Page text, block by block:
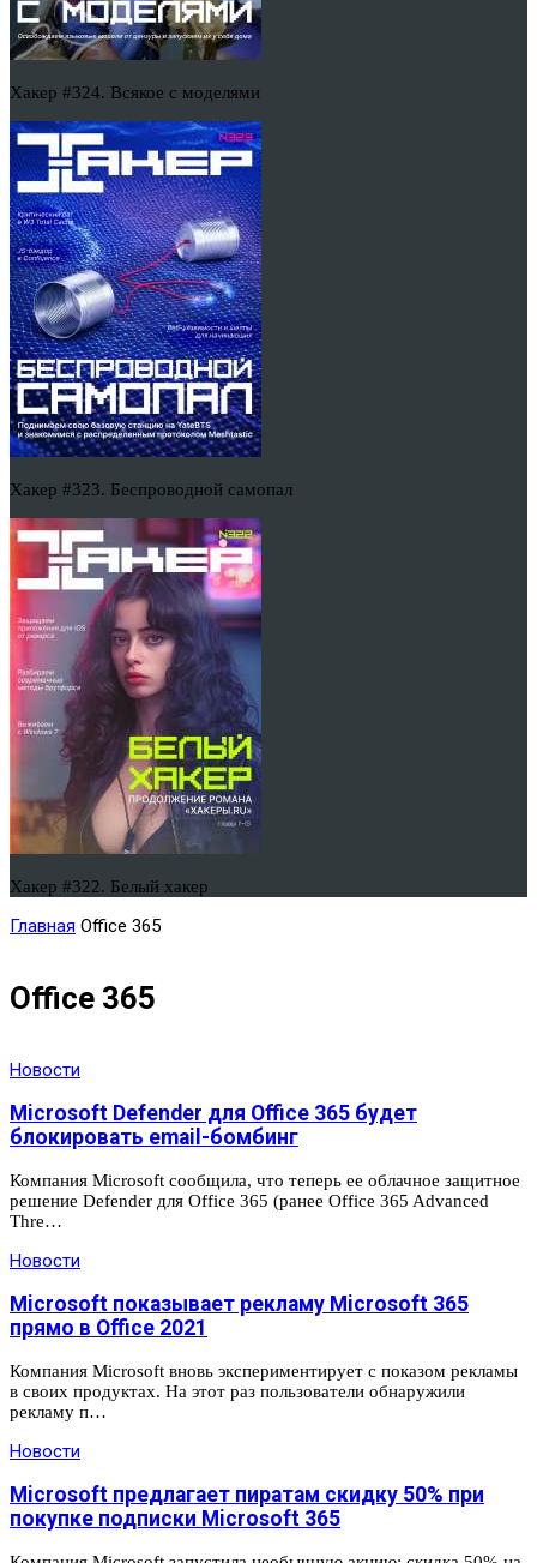
Хакер #324. Всякое с моделями
Хакер #323. Беспроводной самопал
Хакер #322. Белый хакер
Главная Office 365
Office 365
Новости
Microsoft Defender для Office 365 будет
блокировать email-бомбинг
Компания Microsoft сообщила, что теперь ее облачное защитное
решение Defender для Office 365 (ранее Office 365 Advanced
Thre…
Новости
Microsoft показывает рекламу Microsoft 365
прямо в Office 2021
Компания Microsoft вновь экспериментирует с показом рекламы
в своих продуктах. На этот раз пользователи обнаружили
рекламу п…
Новости
Microsoft предлагает пиратам скидку 50% при
покупке подписки Microsoft 365